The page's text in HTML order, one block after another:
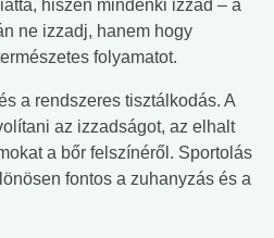
hiszen mindenki izzad – a
ne izzadj, hanem hogy
folyamatot.
a rendszeres tisztálkodás. A
az izzadságot, az elhalt
a bőr felszínéről. Sportolás
fontos a zuhanyzás és a